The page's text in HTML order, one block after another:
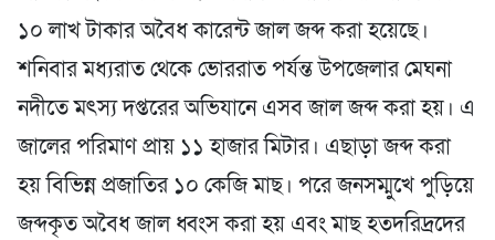
১০ লাখ টাকার অবৈধ কারেন্ট জাল জব্দ করা হয়েছে।
শনিবার মধ্যরাত থেকে ভোররাত পর্যন্ত উপজেলার মেঘনা
নদীতে মৎস্য দপ্তরের অভিযানে এসব জাল জব্দ করা হয়। এ
জালের পরিমাণ প্রায় ১১ হাজার মিটার। এছাড়া জব্দ করা
হয় বিভিন্ন প্রজাতির ১০ কেজি মাছ। পরে জনসম্মুখে পুড়িয়ে
জব্দকৃত অবৈধ জাল ধ্বংস করা হয় এবং মাছ হতদরিদ্রদের